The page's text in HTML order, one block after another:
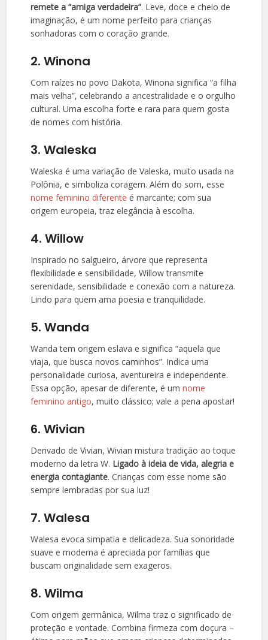
remete a “amiga verdadeira”. Leve, doce e cheio de
imaginação, é um nome perfeito para crianças
sonhadoras com o coração grande.
2. Winona
Com raízes no povo Dakota, Winona significa “a filha
mais velha”, celebrando a ancestralidade e o orgulho
cultural. Uma escolha forte e rara para quem gosta
de nomes com história.
3. Waleska
Waleska é uma variação de Valeska, muito usada na
Polônia, e simboliza coragem. Além do som, esse
nome feminino diferente é marcante; com sua
origem europeia, traz elegância à escolha.
4. Willow
Inspirado no salgueiro, árvore que representa
flexibilidade e sensibilidade, Willow transmite
serenidade, sensibilidade e conexão com a natureza.
Lindo para quem ama poesia e tranquilidade.
5. Wanda
Wanda tem origem eslava e significa “aquela que
viaja, que busca novos caminhos”. Indica uma
personalidade curiosa, aventureira e independente.
Essa opção, apesar de diferente, é umnome
feminino antigo, muito clássico; vale a pena apostar!
6. Wivian
Derivado de Vivian, Wivian mistura tradição ao toque
moderno da letra W. Ligado à ideia de vida, alegria e
energia contagiante. Crianças com esse nome são
sempre lembradas por sua luz!
7. Walesa
Walesa evoca simpatia e delicadeza. Sua sonoridade
suave e moderna é apreciada por famílias que
buscam originalidade sem exageros.
8. Wilma
Com origem germânica, Wilma traz o significado de
proteção e vontade. Combina firmeza com doçura –